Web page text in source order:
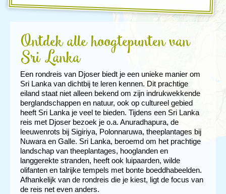
Ontdek alle hoogtepunten van
Sri Lanka
Een rondreis van Djoser biedt je een unieke manier om
Sri Lanka van dichtbij te leren kennen. Dit prachtige
eiland staat niet alleen bekend om zijn indrukwekkende
berglandschappen en natuur, ook op cultureel gebied
heeft Sri Lanka je veel te bieden. Tijdens een Sri Lanka
reis met Djoser bezoek je o.a. Anuradhapura, de
leeuwenrots bij Sigiriya, Polonnaruwa, theeplantages bij
Nuwara en Galle. Sri Lanka, beroemd om het prachtige
landschap van theeplantages, hooglanden en
langgerekte stranden, heeft ook luipaarden, wilde
olifanten en talrijke tempels met bonte boeddhabeelden.
Afhankelijk van de rondreis die je kiest, ligt de focus van
de reis net even anders.